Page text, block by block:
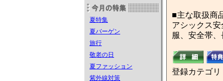
夏特集
夏バーゲン
旅行
敬老の日
夏ファッション
紫外線対策
■主な取扱商
アシックス
服、安全帯、
登録カテゴリ